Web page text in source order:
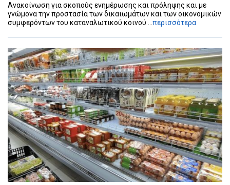
Ανακοίνωση για σκοπούς ενημέρωσης και πρόληψης και με
γνώμονα την προστασία των δικαιωμάτων και των οικονομικών
συμφερόντων του καταναλωτικού κοινού ... περισσότερα